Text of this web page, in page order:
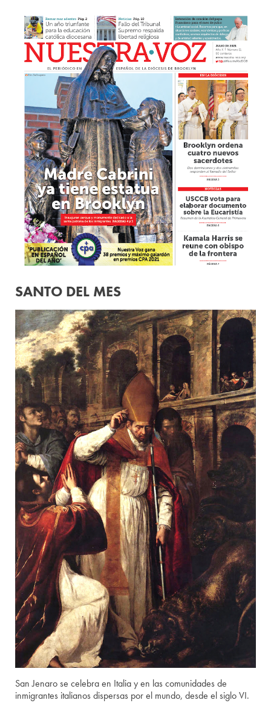
SANTO DEL MES
San Jenaro se celebra en Italia y en las comunidades de
inmigrantes italianos dispersas por el mundo, desde el siglo VI.